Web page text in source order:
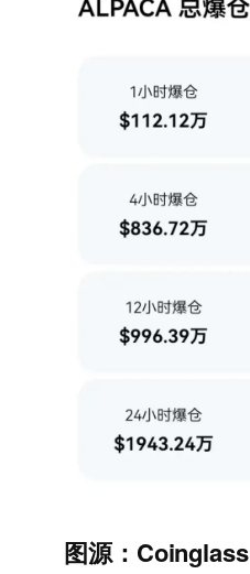
图源：Coinglass